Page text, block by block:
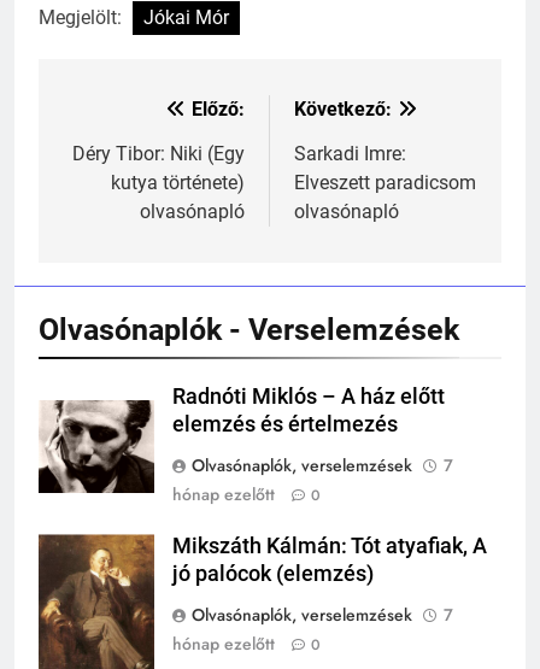
Megjelölt: Jókai Mór
Bejegyzés
navigáció
Előző:
Déry Tibor: Niki (Egy
kutya története)
olvasónapló
Következő:
Sarkadi Imre:
Elveszett paradicsom
olvasónapló
Olvasónaplók - Verselemzések
Radnóti Miklós – A ház előtt
elemzés és értelmezés
Olvasónaplók, verselemzések
7
hónap ezelőtt
0
Mikszáth
Kálmán
Mikszáth Kálmán: Tót atyafiak, A
jó palócok (elemzés)
Olvasónaplók, verselemzések
7
hónap ezelőtt
0
Ki találta fel a gőzgépet?
TÖRTÉNELEM ÉRDEKESSÉGEK
242
Kik voltak a három királyok?
KIK VOLTAK?
A középkor titkai: Mi rejtőzött a
várak falai mögött?
TÖRTÉNELEM ÉRDEKESSÉGEK